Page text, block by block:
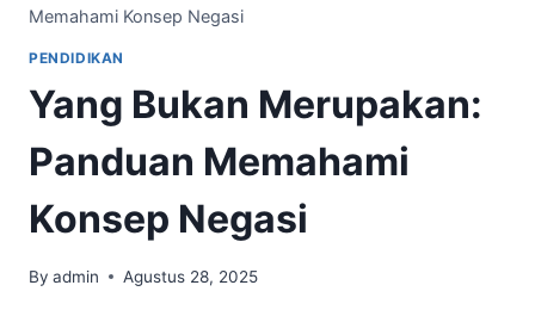
Memahami Konsep Negasi
PENDIDIKAN
Yang Bukan Merupakan:
Panduan Memahami
Konsep Negasi
By admin Agustus 28, 2025